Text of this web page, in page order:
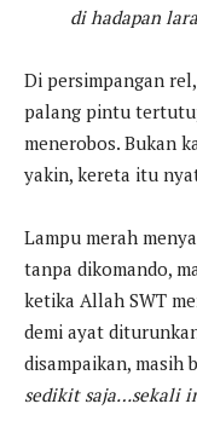
di hadapan
Di persimpangan
palang pintu
menerobos. Bukan
yakin, kereta itu
Lampu merah
tanpa dikomando,
ketika Allah SWT
demi ayat
disampaikan, masih
sedikit saja…sekali